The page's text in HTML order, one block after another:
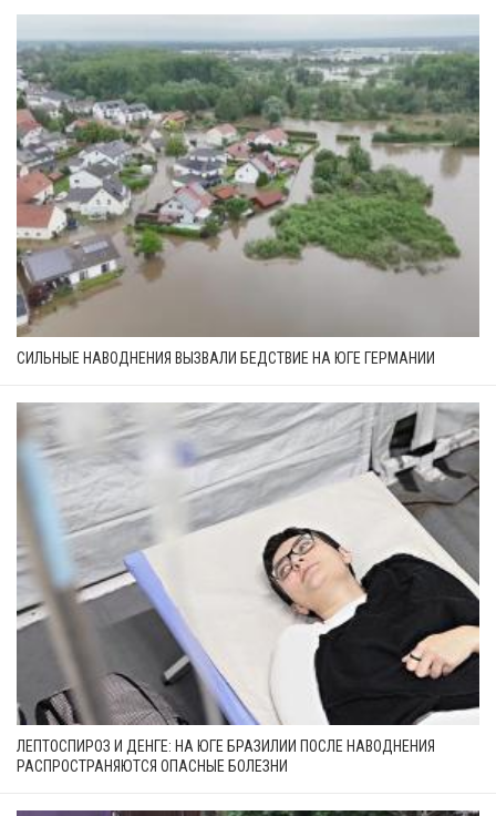
СИЛЬНЫЕ НАВОДНЕНИЯ ВЫЗВАЛИ БЕДСТВИЕ НА ЮГЕ ГЕРМАНИИ
ЛЕПТОСПИРОЗ И ДЕНГЕ: НА ЮГЕ БРАЗИЛИИ ПОСЛЕ НАВОДНЕНИЯ
РАСПРОСТРАНЯЮТСЯ ОПАСНЫЕ БОЛЕЗНИ